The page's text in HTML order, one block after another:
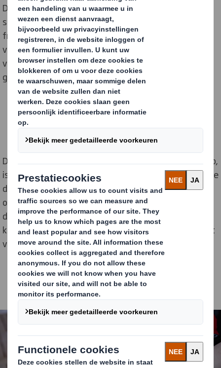
DS Smith en Coca Cola HBC Oostenrijk hebben
samengewerkt om plastic krimpfolie voor 1,5 liter PET
frisdrank multi-packs te vervangen door kartonnen
verpakkingsmateriaal. Deze nieuwe plastic
vervangingsoplossing wordt vanaf september 2023
geleverd aan supermarkten in Oostenrijk.
De innovatieve verpakkingsoplossing, DS Smith Lift Up,
is een 100% recyclebaar handvat van golfkarton dat de
draagfunctie voor consumenten verbetert en is
ontworpen om samen met andere partners bij te
dragen aan de oplossing op basis van kraftpapier en
karton die elk jaar ongeveer 200 ton plastic vermindert
voor Coca-Cola HBC Oostenrijk.